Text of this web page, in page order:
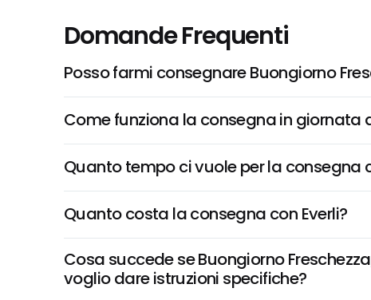
Domande Frequenti
Posso farmi consegnare Buongiorno
Come funziona la consegna in giornata
Quanto tempo ci vuole per la consegna
Quanto costa la consegna con Everli?
Cosa succede se Buongiorno
voglio dare istruzioni specifiche?